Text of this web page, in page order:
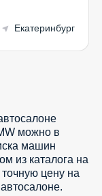
Екатеринбург
можно в
машин
из каталога на
точную цену на